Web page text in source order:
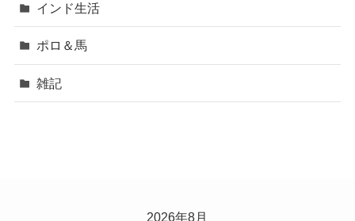
インド生活
ポロ＆馬
雑記
2026年8月